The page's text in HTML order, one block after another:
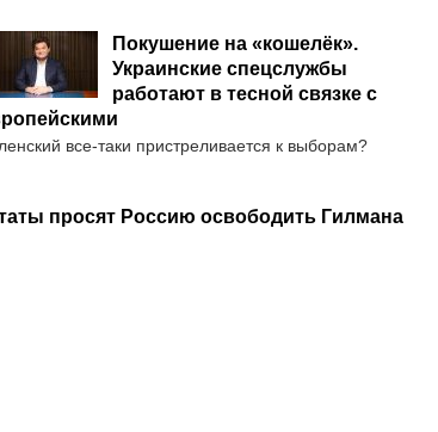
Покушение на «кошелёк».
Украинские спецслужбы
работают в тесной связке с
все-таки пристреливается к выборам?
просят Россию освободить Гилмана